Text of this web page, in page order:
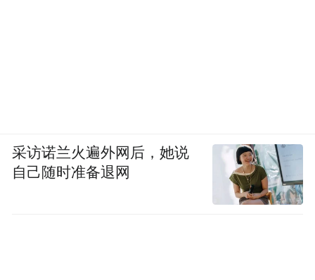
采访诺兰火遍外网后，她说
自己随时准备退网